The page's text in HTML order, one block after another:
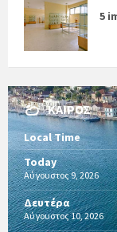
5
ΚΑΙΡΌΣ
Local Time
Today
Αύγουστος 9, 2026
Δευτέρα
Αύγουστος 10, 2026